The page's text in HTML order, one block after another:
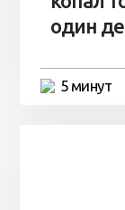
один
5 минут